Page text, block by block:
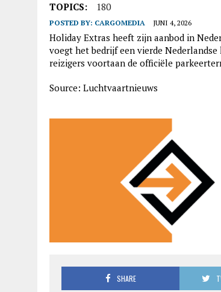
TOPICS: 180
POSTED BY: CARGOMEDIA JUNI 4, 2026
Holiday Extras heeft zijn aanbod in
voegt het bedrijf een vierde
reizigers voortaan de officiële
Source: Luchtvaartnieuws
SHARE